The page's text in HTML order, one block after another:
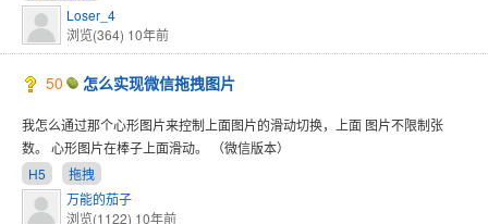
Loser_4
浏览(364) 10年前
50 怎么实现微信拖拽图片
我怎么通过那个心形图片来控制上面图片的滑动切换，上面 图片不限制张
数。 心形图片在棒子上面滑动。 （微信版本）
H5
拖拽
万能的茄子
浏览(1122) 10年前